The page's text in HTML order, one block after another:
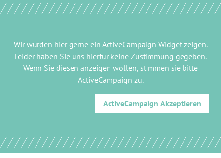
Wir würden hier gerne ein ActiveCampaign Widgetzeigen.
Leider haben Sie uns hierfür keine Zustimmung gegeben.
Wenn Sie diesen anzeigen wollen, stimmen sie bitte
ActiveCampaign zu.
ActiveCampaign Akzeptieren